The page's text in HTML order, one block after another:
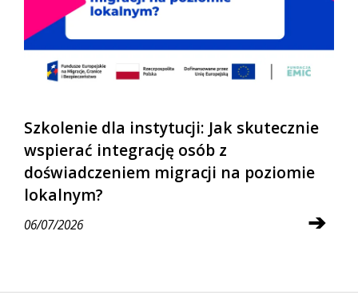
Szkolenie dla instytucji: Jak skutecznie
wspierać integrację osób z
doświadczeniem migracji na poziomie
lokalnym?
➔
06/07/2026